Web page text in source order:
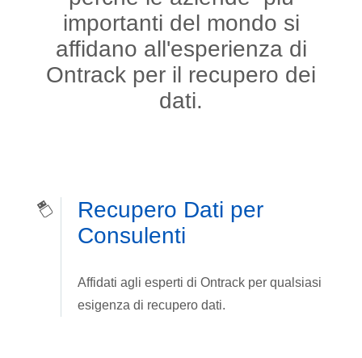
importanti del mondo si
affidano all'esperienza di
Ontrack per il recupero dei
dati.
Recupero Dati per
Consulenti
Affidati agli esperti di Ontrack per qualsiasi
esigenza di recupero dati.